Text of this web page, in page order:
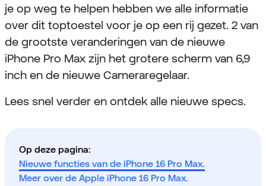
je op weg te helpen hebben we alle informatie
over dit toptoestel voor je op een rij gezet. 2 van
de grootste veranderingen van de nieuwe
iPhone Pro Max zijn het grotere scherm van 6,9
inch en de nieuwe Cameraregelaar.
Lees snel verder en ontdek alle nieuwe specs.
Op deze pagina:
Nieuwe functies van de iPhone 16 Pro Max.
Meer over de Apple iPhone 16 Pro Max.